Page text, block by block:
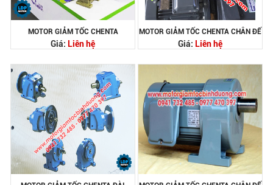
MOTOR GIẢM TỐC CHENTA
Giá: Liên hệ
MOTOR GIẢM TỐC CHENTA CHÂN ĐẾ
Giá: Liên hệ